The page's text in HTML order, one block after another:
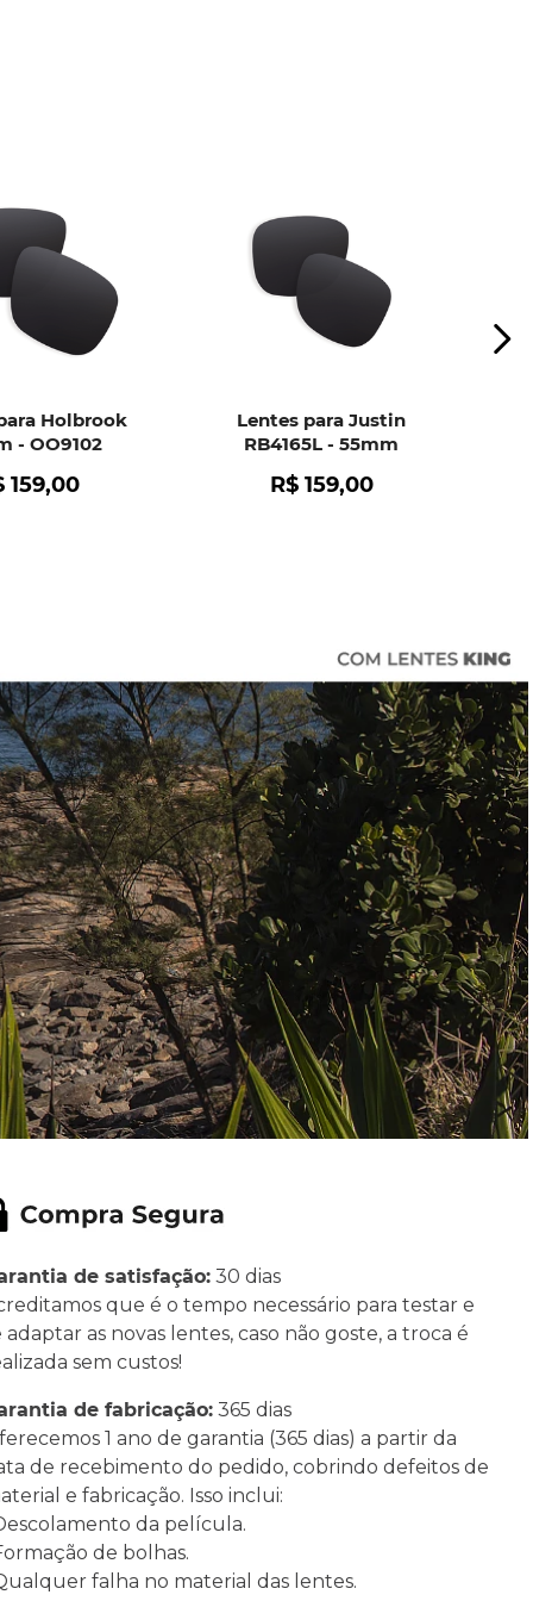
Holbrook
- OO9102
159,00
Lentes para Justin
RB4165L - 55mm
R$ 159,00
de satisfação:30 dias
que é o tempo necessário para testar e
adaptar as novas lentes, caso não goste, a troca é
sem custos!
de fabricação:365 dias
1 ano de garantia (365 dias) a partir da
de recebimento do pedido, cobrindo defeitos de
e fabricação. Isso inclui:
da película.
de bolhas.
falha no material das lentes.